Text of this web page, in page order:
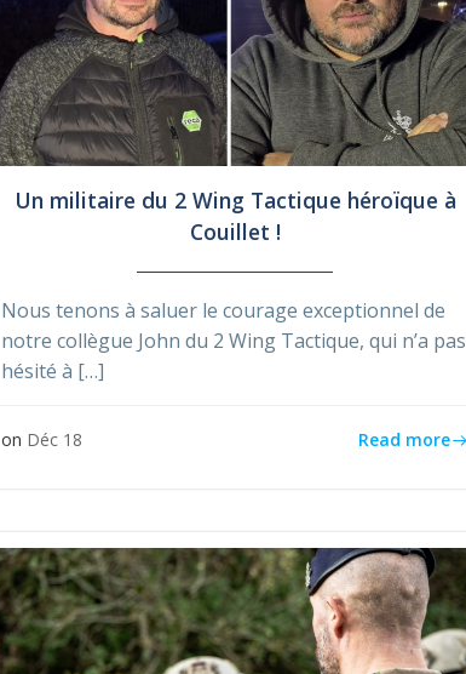
Un militaire du 2 Wing Tactique héroïque à
Couillet !
Nous tenons à saluer le courage exceptionnel de
notre collègue John du 2 Wing Tactique, qui n’a pas
hésité à […]
on Déc 18 Read more